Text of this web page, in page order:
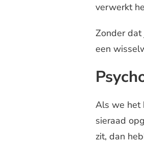
verwerkt
Zonder
een
Als we het
sieraad
zit, dan